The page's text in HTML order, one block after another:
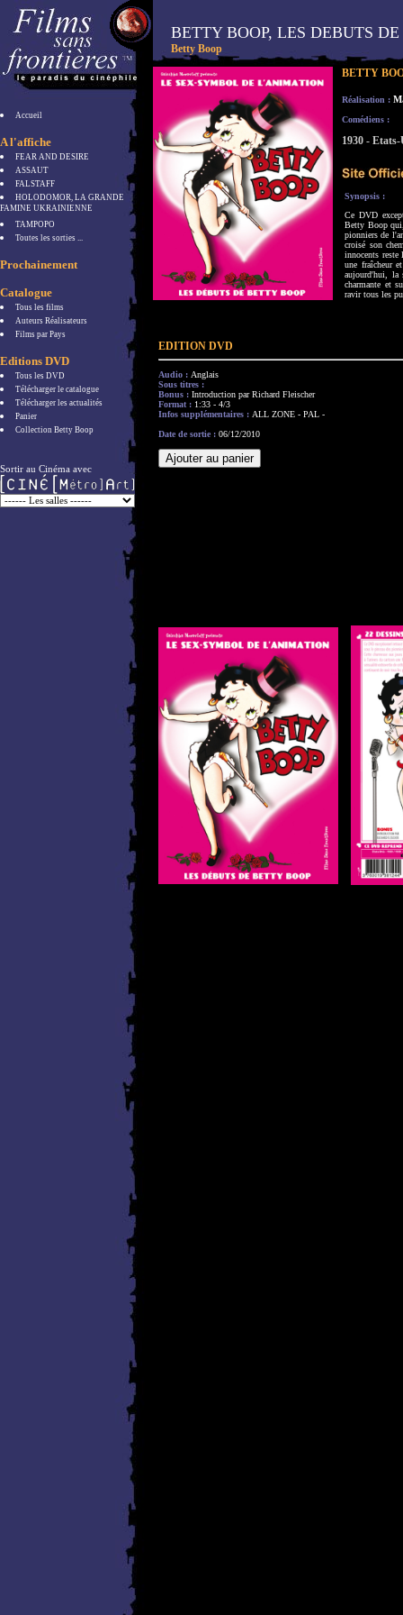
Accueil
A l'affiche
FEAR AND DESIRE
ASSAUT
FALSTAFF
HOLODOMOR, LA GRANDE
FAMINE UKRAINIENNE
TAMPOPO
Toutes les sorties ...
Prochainement
Catalogue
Tous les films
Auteurs Réalisateurs
Films par Pays
Editions DVD
Tous les DVD
Télécharger le catalogue
Télécharger les actualités
Panier
Collection Betty Boop
Sortir au Cinéma avec
BETTY BOOP, LES DEBUTS DE
Betty Boop
BETTY
Réalisation :
Comédiens :
1930 -
Synopsis :
Ce DVD
Betty Boop
pionniers de
croisé son
innocents
une fraîcheur
aujourd'hui, la
charmante et
ravir tous les
EDITION DVD
Audio : Anglais
Sous titres :
Bonus : Introduction par Richard Fleischer
Format : 1:33 - 4/3
Infos supplémentaires : ALL ZONE - PAL -
Date de sortie : 06/12/2010